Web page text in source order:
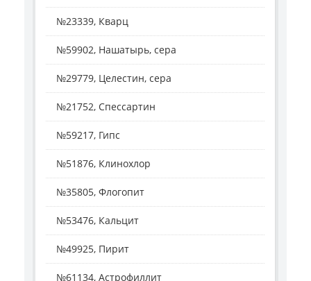
№23339, Кварц
№59902, Нашатырь, сера
№29779, Целестин, сера
№21752, Спессартин
№59217, Гипс
№51876, Клинохлор
№35805, Флогопит
№53476, Кальцит
№49925, Пирит
№61134, Астрофиллит